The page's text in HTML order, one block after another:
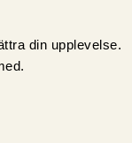
din upplevelse.